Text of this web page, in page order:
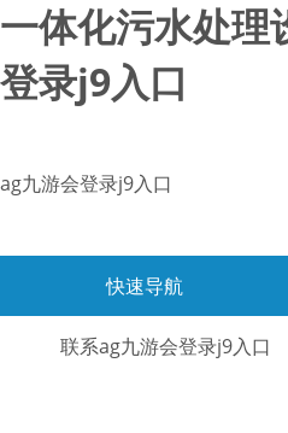
一体化污水处理
登录j9入口
ag九游会登录j9入口
快速导航
联系ag九游会登录j9入口